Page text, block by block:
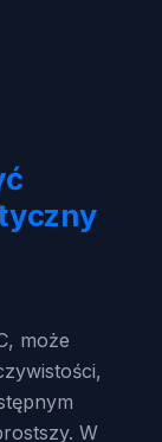
może
W